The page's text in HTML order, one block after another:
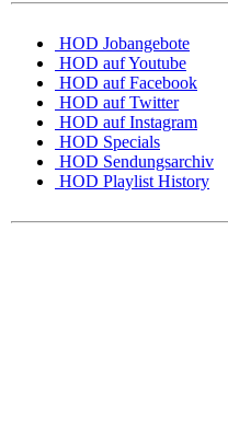
HOD Jobangebote
HOD auf Youtube
HOD auf Facebook
HOD auf Twitter
HOD auf Instagram
HOD Specials
HOD Sendungsarchiv
HOD Playlist History